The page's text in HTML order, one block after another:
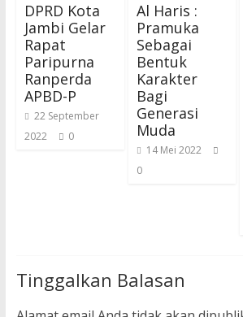
DPRD Kota
Jambi Gelar
Rapat
Paripurna
Ranperda
APBD-P
22 September
2022
0
Al Haris :
Pramuka
Sebagai
Bentuk
Karakter
Bagi
Generasi
Muda
14 Mei 2022
0
Tinggalkan Balasan